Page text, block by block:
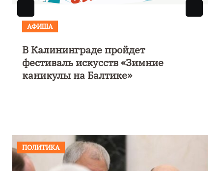
АФИША
В Калининграде пройдет
фестиваль искусств «Зимние
каникулы на Балтике»
ПОЛИТИКА